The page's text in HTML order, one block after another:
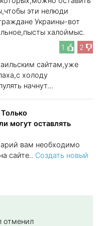
эти нелюди
Украины-вот
халоймыс.
1
2
сайтам,уже
холоду
начнут...
могут оставлять
вам необходимо
сайте.. Создать новый
отменил